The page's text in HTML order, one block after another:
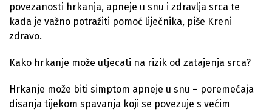
povezanosti hrkanja, apneje u snu i zdravlja srca te
kada je važno potražiti pomoć liječnika, piše Kreni
zdravo.
Kako hrkanje može utjecati na rizik od zatajenja srca?
Hrkanje može biti simptom apneje u snu – poremećaja
disanja tijekom spavanja koji se povezuje s većim